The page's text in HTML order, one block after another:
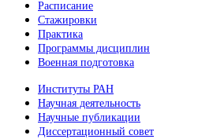
Расписание
Стажировки
Практика
Программы дисциплин
Военная подготовка
Институты РАН
Научная деятельность
Научные публикации
Диссертационный совет